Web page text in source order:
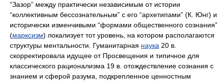
“Зазор” между практически независимым от истории
“коллективным бессознательным” с его “архетипами” (К. Юнг) и
исторически изменчивыми “формами общественного сознания”
(марксизм) локализует тот уровень, на котором располагаются
структуры ментальности. Гуманитарная наука 20 в.
скорректировала идущее от Просвещения и типичное для
классического рационализма 19 в. отождествление сознания с
знанием и сферой разума, подкрепленное ценностным